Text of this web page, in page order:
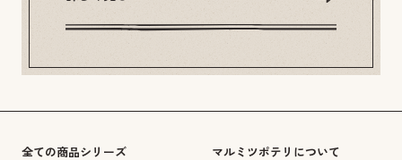
全ての商品シリーズ マルミツポテリについて